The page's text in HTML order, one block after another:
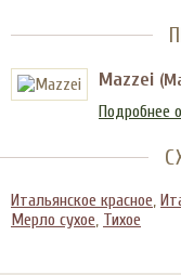
Mazzei
Подробнее
Итальянское красное,
Мерло сухое, Тихое